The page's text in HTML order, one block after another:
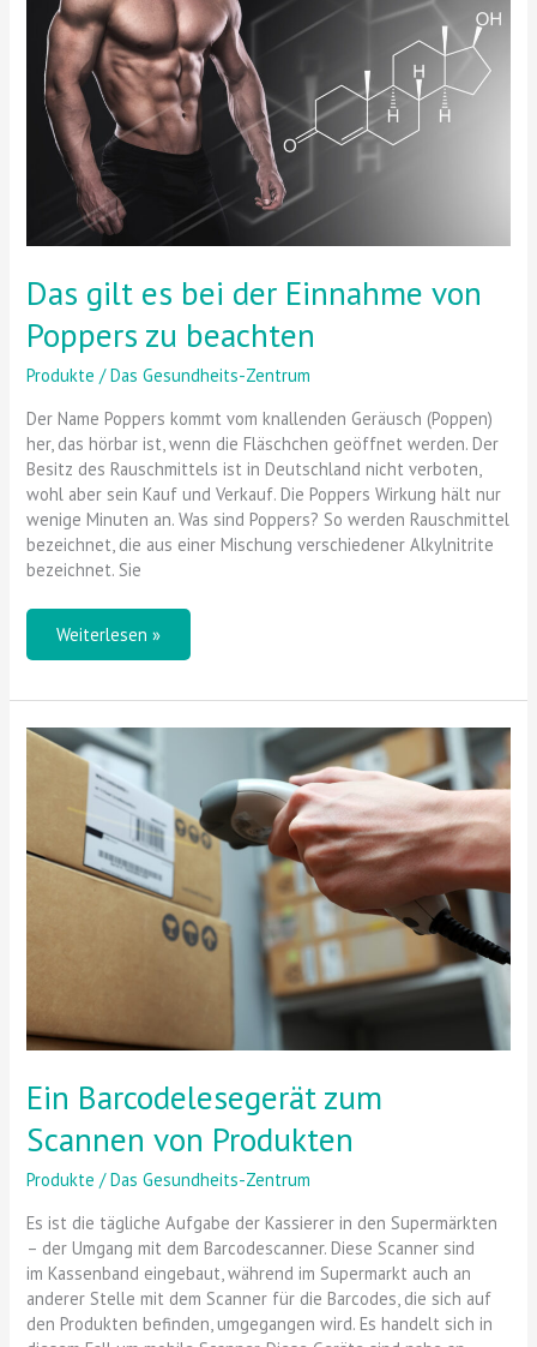
Das gilt es bei der Einnahme von
Poppers zu beachten
Produkte /Das Gesundheits-Zentrum
Der Name Poppers kommt vom knallenden Geräusch (Poppen)
her, das hörbar ist, wenn die Fläschchen geöffnet werden. Der
Besitz des Rauschmittels ist in Deutschland nicht verboten,
wohl aber sein Kauf und Verkauf. Die Poppers Wirkung hält nur
wenige Minuten an. Was sind Poppers? So werden Rauschmittel
bezeichnet, die aus einer Mischung verschiedener Alkylnitrite
bezeichnet. Sie
es
bei
der
Einnahme
von
Poppers
zu
beachten
Weiterlesen »
Ein Barcodelesegerät zum
Scannen von Produkten
Produkte /Das Gesundheits-Zentrum
Es ist die tägliche Aufgabe der Kassierer in den Supermärkten
– der Umgang mit dem Barcodescanner. Diese Scanner sind
im Kassenband eingebaut, während im Supermarkt auch an
anderer Stelle mit dem Scanner für die Barcodes, die sich auf
den Produkten befinden, umgegangen wird. Es handelt sich in
Ein
Barcodelesegerät
Scannen von
Produkten